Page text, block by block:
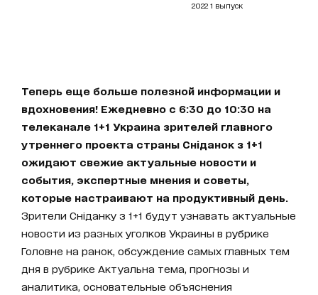
2022 1 выпуск
Теперь еще больше полезной информации и
вдохновения! Ежедневно с 6:30 до 10:30 на
телеканале 1+1 Украина зрителей главного
утреннего проекта страны Сніданок з 1+1
ожидают свежие актуальные новости и
события, экспертные мнения и советы,
которые настраивают на продуктивный день.
Зрители Сніданку з 1+1 будут узнавать актуальные
новости из разных уголков Украины в рубрике
Головне на ранок, обсуждение самых главных тем
дня в рубрике Актуальна тема, прогнозы и
аналитика, основательные объяснения